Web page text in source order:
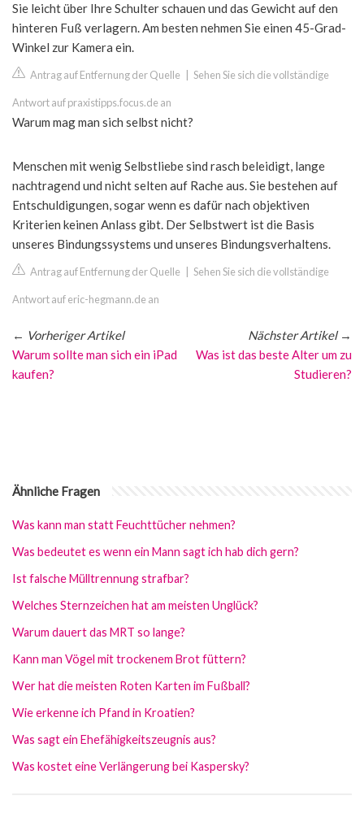
Sie leicht über Ihre Schulter schauen und das Gewicht auf den
hinteren Fuß verlagern. Am besten nehmen Sie einen 45-Grad-
Winkel zur Kamera ein.
Antrag auf Entfernung der Quelle Sehen Sie sich die vollständige
Antwort auf praxistipps.focus.de an
Warum mag man sich selbst nicht?
Menschen mit wenig Selbstliebe sind rasch beleidigt, lange
nachtragend und nicht selten auf Rache aus. Sie bestehen auf
Entschuldigungen, sogar wenn es dafür nach objektiven
Kriterien keinen Anlass gibt. Der Selbstwert ist die Basis
unseres Bindungssystems und unseres Bindungsverhaltens.
Antrag auf Entfernung der Quelle Sehen Sie sich die vollständige
Antwort auf eric-hegmann.de an
← Vorheriger Artikel
Warum sollte man sich ein iPad
kaufen?
Nächster Artikel→
Was ist das beste Alter um zu
Studieren?
Ähnliche Fragen
Was kann man statt Feuchttücher nehmen?
Was bedeutet es wenn ein Mann sagt ich hab dich gern?
Ist falsche Mülltrennung strafbar?
Welches Sternzeichen hat am meisten Unglück?
Warum dauert das MRT so lange?
Kann man Vögel mit trockenem Brot füttern?
Wer hat die meisten Roten Karten im Fußball?
Wie erkenne ich Pfand in Kroatien?
Was sagt ein Ehefähigkeitszeugnis aus?
Was kostet eine Verlängerung bei Kaspersky?